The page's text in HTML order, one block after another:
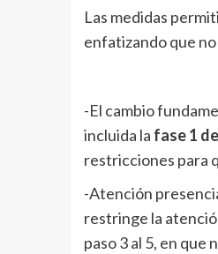
Las medidas
enfatizando que
-El cambio
incluida la fase 1
restricciones para
-Atención
restringe la
paso 3 al 5, en que